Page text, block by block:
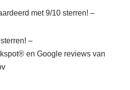
met 9/10 sterren! –
–
en Google reviews van